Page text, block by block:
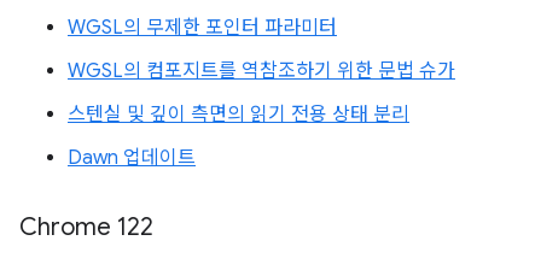
WGSL의 무제한 포인터 파라미터
WGSL의 컴포지트를 역참조하기 위한 문법 슈가
스텐실 및 깊이 측면의 읽기 전용 상태 분리
Dawn 업데이트
Chrome 122